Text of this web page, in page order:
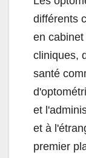
différents
en
cliniques,
santé
et
et à
premier